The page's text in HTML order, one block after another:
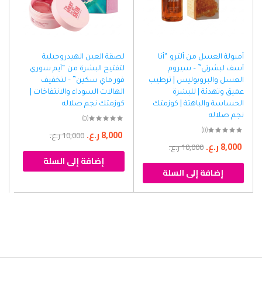
أمبولة العسل من ألترو “أنا
آسف لبشرتي” – سيروم
العسل والبروبوليس | ترطيب
عميق وتهدئة | للبشرة
الحساسة والباهتة | كوزمتك
نجم صلاله
(0)
10,000ر.ع. 8,000ر.ع.
إضافة إلى السلة
لصقة العين الهيدروجيلية
لتفتيح البشرة من “آيم سوري
فور ماي سكين” – لتخفيف
الهالات السوداء والانتفاخات |
كوزمتك نجم صلاله
(0)
10,000ر.ع. 8,000ر.ع.
إضافة إلى السلة